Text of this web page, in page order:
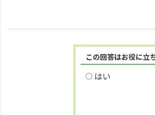
この回答はお役に立
はい